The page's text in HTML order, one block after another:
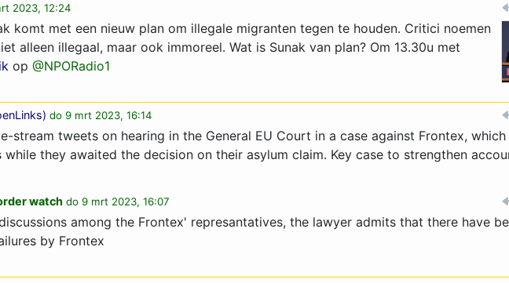
2023, 12:24
komt met een nieuw plan om illegale migranten tegen te houden. Critici noemen
alleen illegaal, maar ook immoreel. Wat is Sunak van plan? Om 13.30u met
op @NPORadio1
) do 9 mrt 2023, 16:14
stream tweets on hearing in the General EU Court in a case against Frontex,
while they awaited the decision on their asylum claim. Key case to strengthen
watch do 9 mrt 2023, 16:07
among the Frontex' represantatives, the lawyer admits that there have
by Frontex